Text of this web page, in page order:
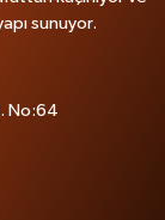
sunuyor.
No:64